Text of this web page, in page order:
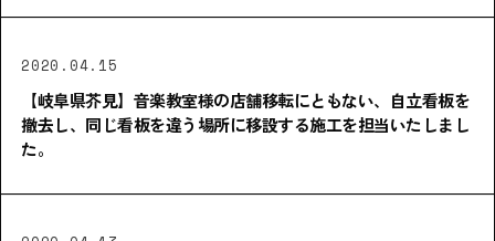
2020.04.15
【岐阜県芥見】音楽教室様の店舗移転にともない、自立看板を
撤去し、同じ看板を違う場所に移設する施工を担当いたしまし
た。